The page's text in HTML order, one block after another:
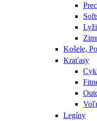
Košele,
Kraťasy
Legíny